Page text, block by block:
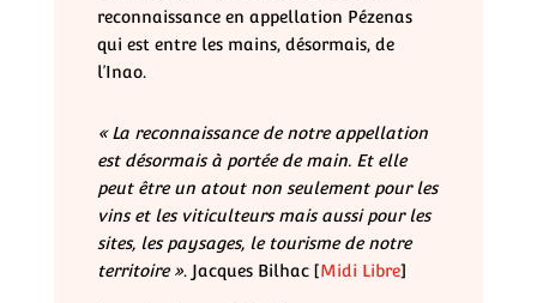
reconnaissance en appellation Pézenas
qui est entre les mains, désormais, de
l’Inao.
« La reconnaissance de notre appellation
est désormais à portée de main. Et elle
peut être un atout non seulement pour les
vins et les viticulteurs mais aussi pour les
sites, les paysages, le tourisme de notre
territoire ». Jacques Bilhac [Midi Libre]